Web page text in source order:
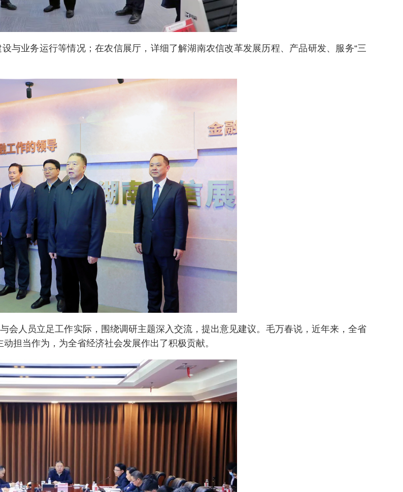
与业务运行等情况；在农信展厅，详细了解湖南农信改革发展历程、产品研发、服务“三
会人员立足工作实际，围绕调研主题深入交流，提出意见建议。毛万春说，近年来，全省
担当作为，为全省经济社会发展作出了积极贡献。